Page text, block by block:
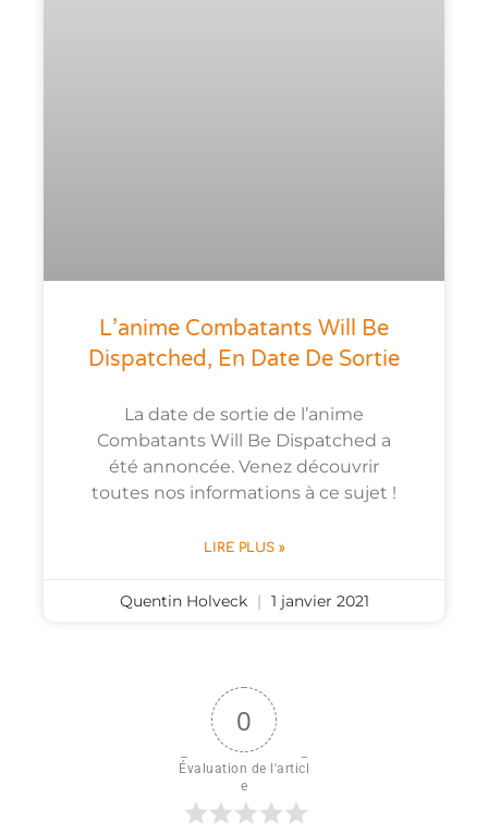
L’anime Combatants Will Be
Dispatched, En Date De Sortie
La date de sortie de l’anime
Combatants Will Be Dispatched a
été annoncée. Venez découvrir
toutes nos informations à ce sujet !
LIRE PLUS »
Quentin Holveck 1 janvier 2021
0
Évaluation de l'articl
e